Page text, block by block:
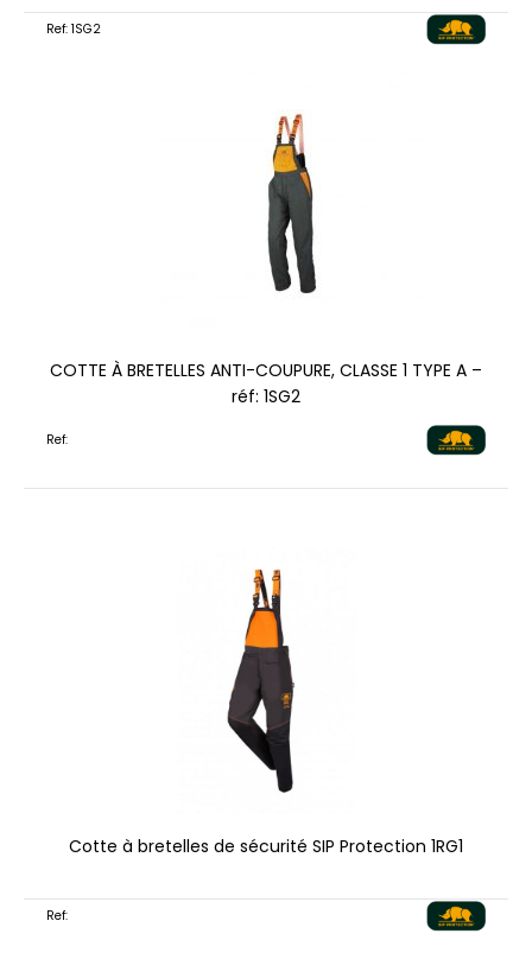
Ref: 1SG2
COTTE À BRETELLES ANTI-COUPURE, CLASSE 1 TYPE A –
réf: 1SG2
Ref:
Cotte à bretelles de sécurité SIP Protection 1RG1
Ref: